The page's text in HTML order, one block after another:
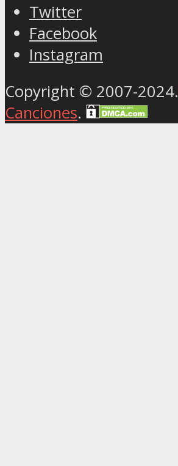
Twitter
Facebook
Instagram
Copyright © 2007-2024.
Canciones.